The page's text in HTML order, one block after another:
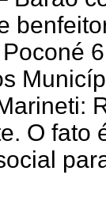
O fato